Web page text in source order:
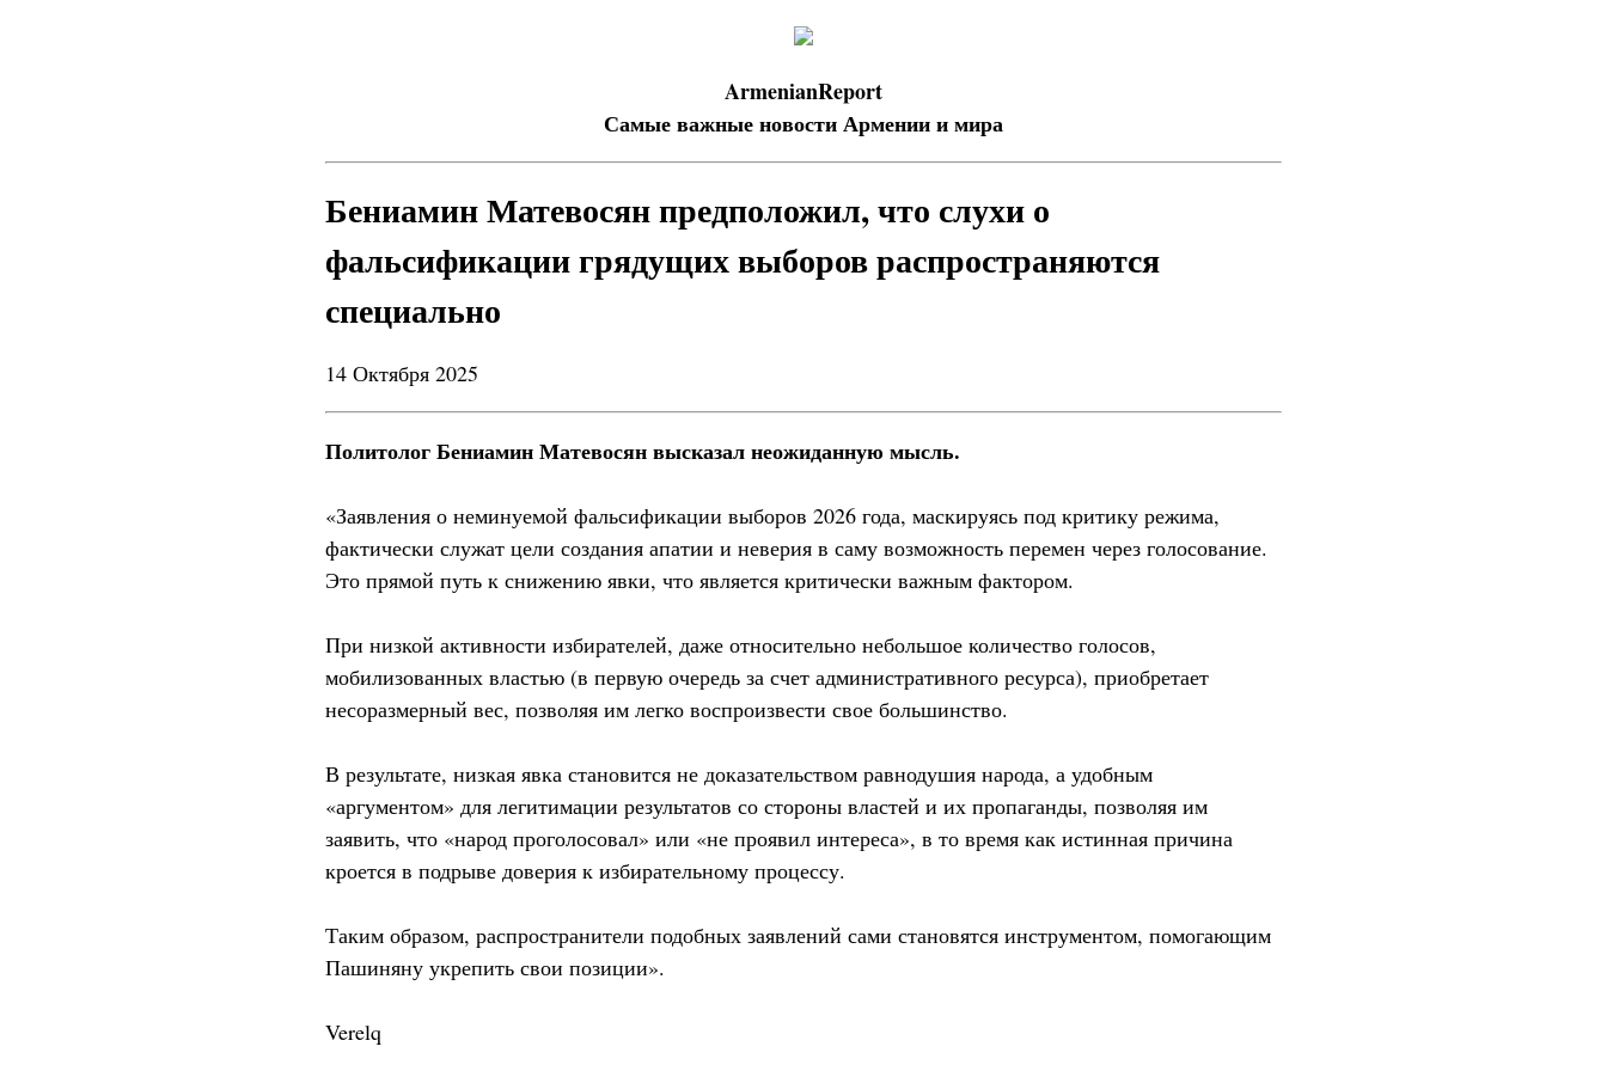
ArmenianReport
Самые важные новости Армении и мира
Бениамин Матевосян предположил, что слухи о
фальсификации грядущих выборов распространяются
специально
14 Октября 2025
Политолог Бениамин Матевосян высказал неожиданную мысль.
«Заявления о неминуемой фальсификации выборов 2026 года, маскируясь под критику режима,
фактически служат цели создания апатии и неверия в саму возможность перемен через голосование.
Это прямой путь к снижению явки, что является критически важным фактором.
При низкой активности избирателей, даже относительно небольшое количество голосов,
мобилизованных властью (в первую очередь за счет административного ресурса), приобретает
несоразмерный вес, позволяя им легко воспроизвести свое большинство.
В результате, низкая явка становится не доказательством равнодушия народа, а удобным
«аргументом» для легитимации результатов со стороны властей и их пропаганды, позволяя им
заявить, что «народ проголосовал» или «не проявил интереса», в то время как истинная причина
кроется в подрыве доверия к избирательному процессу.
Таким образом, распространители подобных заявлений сами становятся инструментом, помогающим
Пашиняну укрепить свои позиции».
Verelq